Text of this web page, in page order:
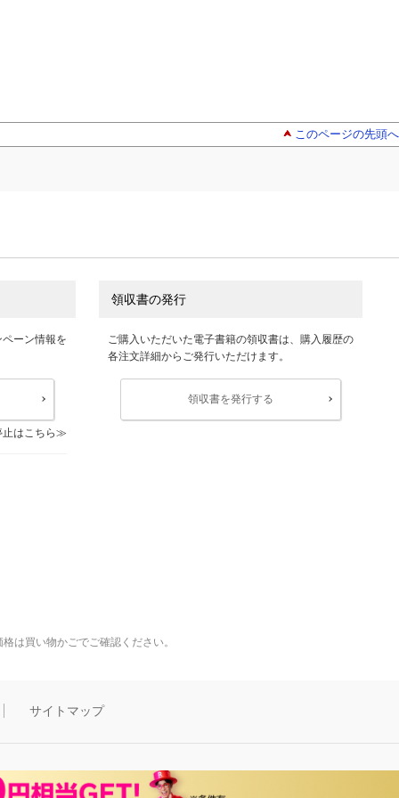
このページの先頭へ
ーン情報を
はこちら
領収書の発行
ご購入いただいた電子書籍の領収書は、購入履歴の
各注文詳細からご発行いただけます。
領収書を発行する
は買い物かごでご確認ください。
サイトマップ